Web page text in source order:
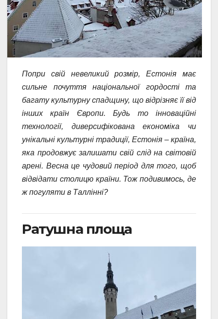
Попри свій невеликий розмір, Естонія має
сильне почуття національної гордості та
багату культурну спадщину, що відрізняє її від
інших країн Європи. Будь то інноваційні
технології, диверсифікована економіка чи
унікальні культурні традиції, Естонія – країна,
яка продовжує залишати свій слід на світовій
арені. Весна це чудовий період для того, щоб
відвідати столицю країни. Тож подивимось, де
ж погуляти в Таллінні?
Ратушна площа